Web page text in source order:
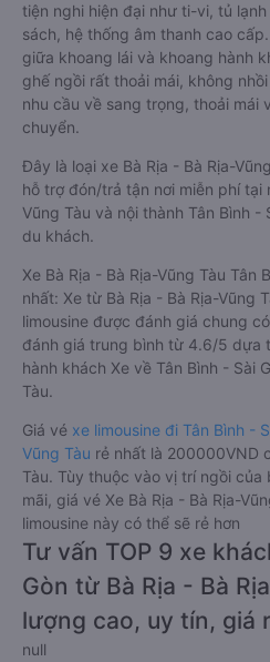
tiện nghi hiện đại như ti-vi, tủ
sách, hệ thống âm thanh cao
giữa khoang lái và khoang hành
ghế ngồi rất thoải mái, không
nhu cầu về sang trọng, thoải mái
chuyển.
Đây là loại xe Bà Rịa - Bà Rịa-
hỗ trợ đón/trả tận nơi miễn phí tại
Vũng Tàu và nội thành Tân Bình -
du khách.
Xe Bà Rịa - Bà Rịa-Vũng Tàu Tân
nhất: Xe từ Bà Rịa - Bà Rịa-Vũng
limousine được đánh giá chung
đánh giá trung bình từ 4.6/5 dựa
hành khách Xe về Tân Bình - Sài
Tàu.
Giá vé xe limousine đi Tân Bình -
Vũng Tàu rẻ nhất là 200000VND
Tàu. Tùy thuộc vào vị trí ngồi
mãi, giá vé Xe Bà Rịa - Bà Rịa-
limousine này có thể sẽ rẻ hơn
Tư vấn TOP 9 xe
Gòn từ Bà Rịa - Bà
lượng cao, uy tín, giá
null